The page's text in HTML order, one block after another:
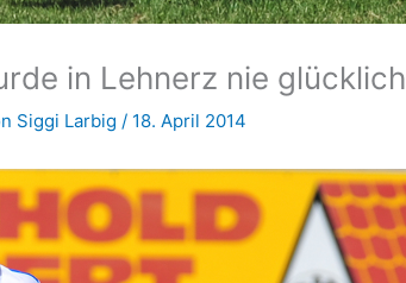
in Lehnerz nie glücklich
Siggi Larbig/ 18. April 2014